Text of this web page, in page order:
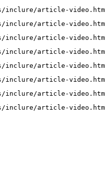
inclure/article-
inclure/article-
inclure/article-
inclure/article-
inclure/article-
inclure/article-
inclure/article-
inclure/article-